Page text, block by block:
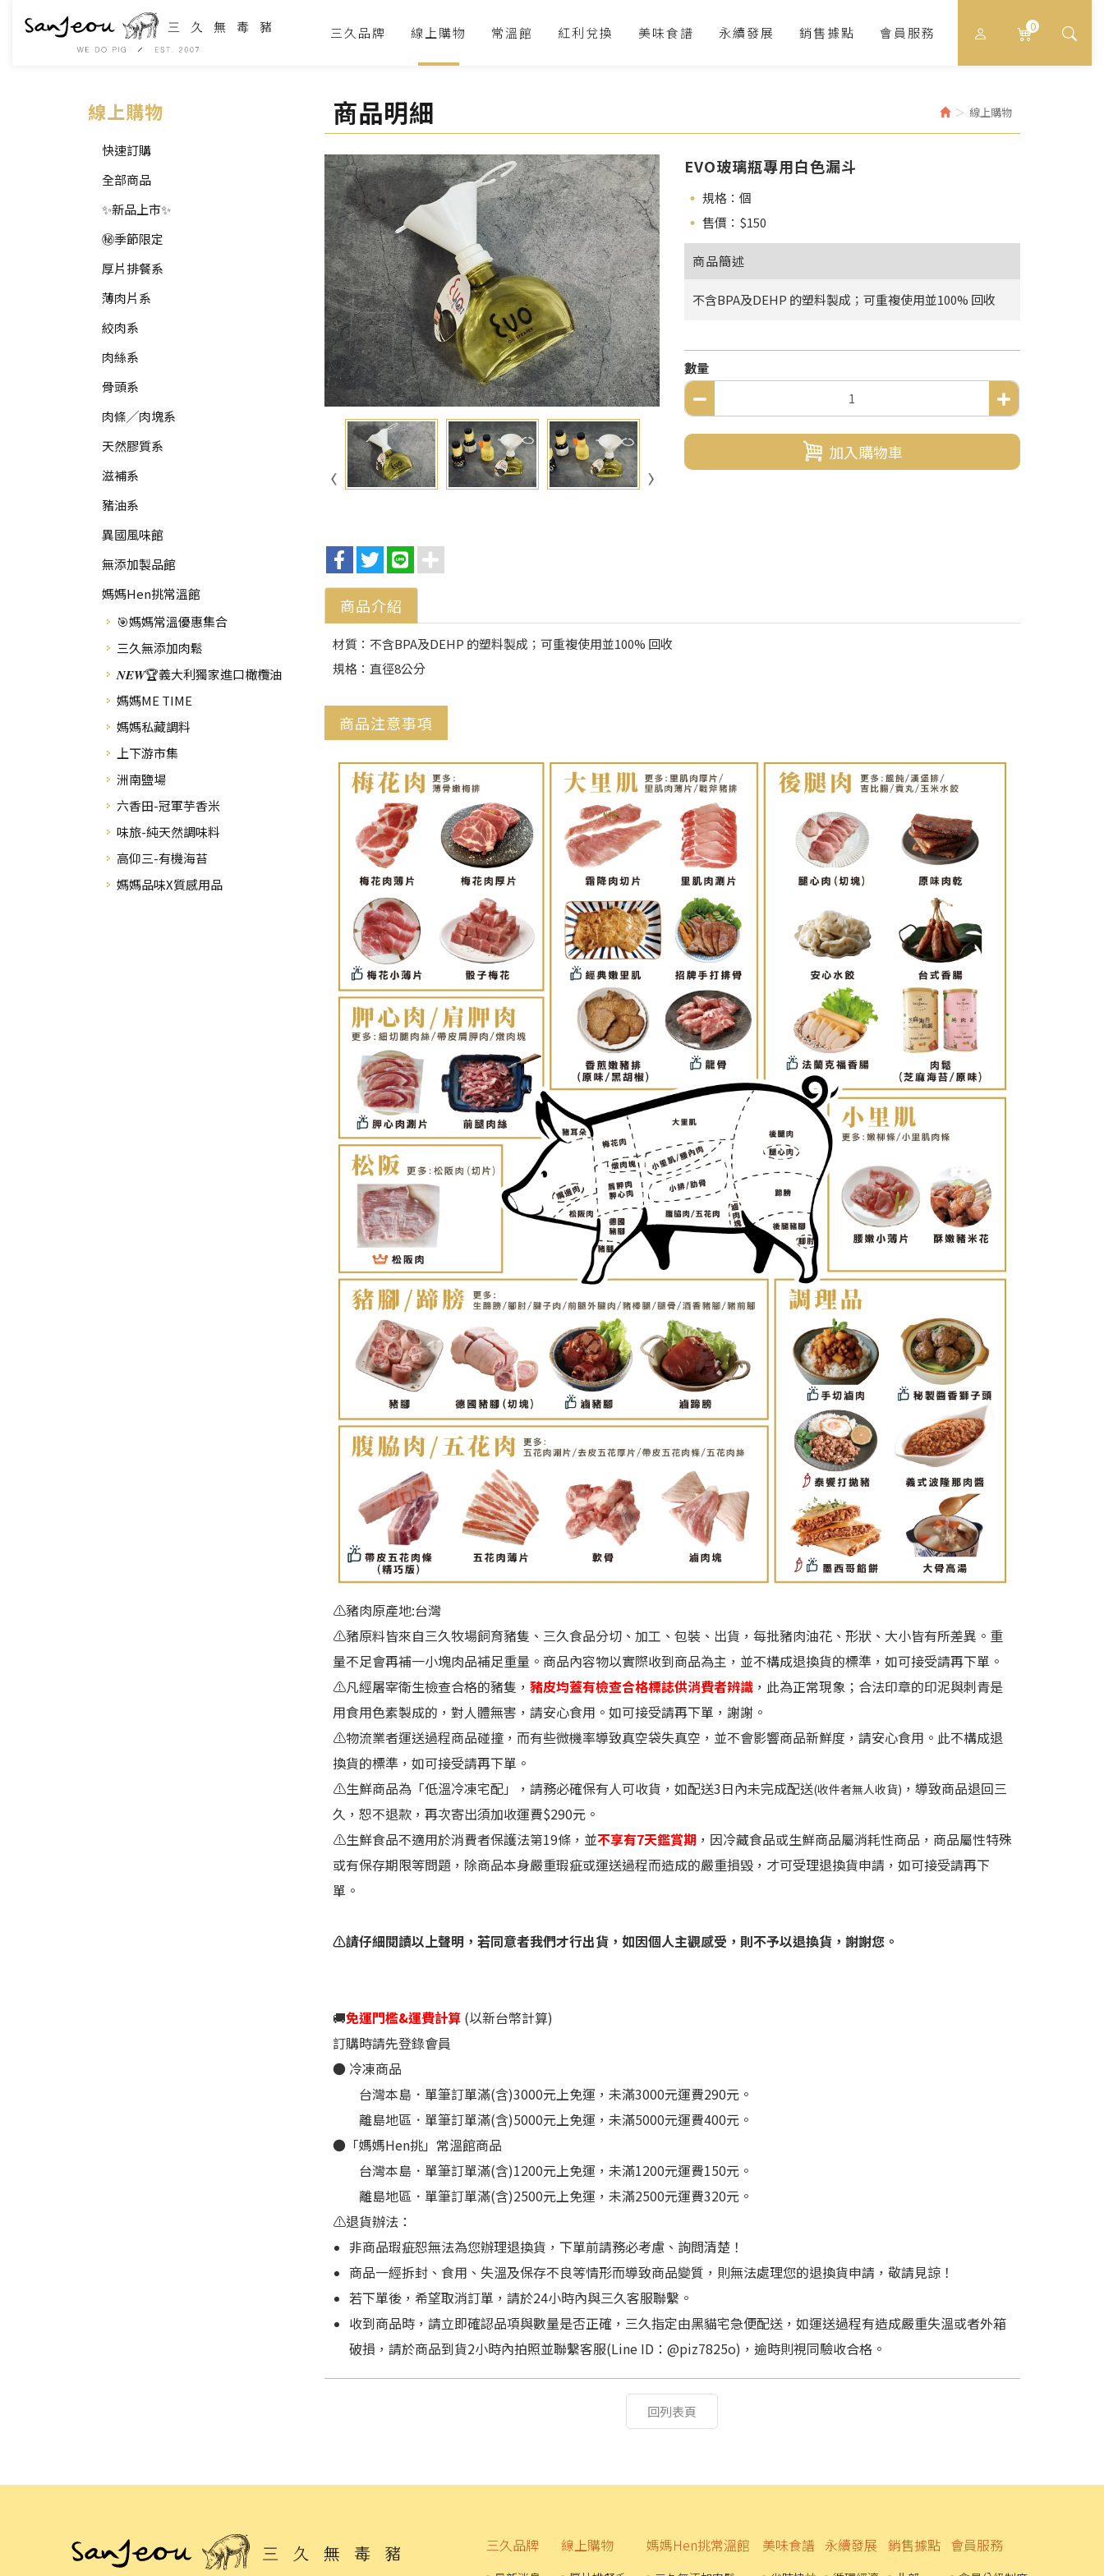
三久品牌 線上購物 常溫館 紅利兌換 美味食譜 永續發展 銷售據點 會員服務 0
線上購物
快速訂購
全部商品
✨新品上市✨
㊙️季節限定
厚片排餐系
薄肉片系
絞肉系
肉絲系
骨頭系
肉條╱肉塊系
天然膠質系
滋補系
豬油系
異國風味館
無添加製品館
媽媽Hen挑常溫館
🎯媽媽常溫優惠集合
三久無添加肉鬆
𝑵𝑬𝑾🏆義大利獨家進口橄欖油
媽媽ME TIME
媽媽私藏調料
上下游市集
洲南鹽場
六香田-冠軍芋香米
味旅-純天然調味料
高仰三-有機海苔
媽媽品味X質感用品
線上購物
商品明細
EVO玻璃瓶專用白色漏斗
規格：個
售價：$150
商品簡述
不含BPA及DEHP 的塑料製成；可重複使用並100% 回收
數量
加入購物車
商品介紹
材質：不含BPA及DEHP 的塑料製成；可重複使用並100% 回收
規格：直徑8公分
商品注意事項
⚠️豬肉原產地:台灣
⚠️豬原料皆來自三久牧場飼育豬隻、三久食品分切、加工、包裝、出貨，每批豬肉油花、形狀、大小皆有所差異。重
量不足會再補一小塊肉品補足重量。商品內容物以實際收到商品為主，並不構成退換貨的標準，如可接受請再下單。
⚠️凡經屠宰衛生檢查合格的豬隻， 豬皮均蓋有檢查合格標誌供消費者辨識，此為正常現象；合法印章的印泥與刺青是
用食用色素製成的，對人體無害，請安心食用。 如可接受請再下單，謝謝。
⚠️物流業者運送過程商品碰撞，而有些微機率導致真空袋失真空，並不會影響商品新鮮度，請安心食用。此不構成退
換貨的標準，如可接受請再下單。
⚠️生鮮商品為「低溫冷凍宅配」，請務必確保有人可收貨，如配送3日內未完成配送(收件者無人收貨) ，導致商品退回三
久，恕不退款，再次寄出須加收運費$290元。
⚠️生鮮食品不適用於消費者保護法第19條，並不享有7天鑑賞期 ，因冷藏食品或生鮮商品屬消耗性商品，商品屬性特殊
或有保存期限等問題，除商品本身嚴重瑕疵或運送過程而造成的嚴重損毀，才可受理退換貨申請，如可接受請再下
單。
⚠️請仔細閱讀以上聲明，若同意者我們才行出貨，如因個人主觀感受，則不予以退換貨，謝謝您。
🚚免運門檻&運費計算(以新台幣計算)
訂購時請先登錄會員
● 冷凍商品
台灣本島．單筆訂單滿(含)3000元上免運，未滿3000元運費290元。
離島地區． 單筆訂單滿(含)5000元上免運，未滿5000元運費400元。
●「媽媽Hen挑」 常溫館商品
台灣本島． 單筆訂單滿(含)1200元上免運，未滿1200元運費150元。
離島地區． 單筆訂單滿(含)2500元上免運，未滿2500元運費320元。
⚠️退貨辦法：
非商品瑕疵恕無法為您辦理退換貨，下單前請務必考慮、詢問清楚！
商品一經拆封、食用、失溫及保存不良等情形而導致商品變質，則無法處理您的退換貨申請，敬請見諒！
若下單後，希望取消訂單，請於24小時內與三久客服聯繫。
收到商品時，請立即確認品項與數量是否正確，三久指定由黑貓宅急便配送，如運送過程有造成嚴重失溫或者外箱
破損，請於商品到貨2小時內拍照並聯繫客服(Line ID：@piz7825o)，逾時則視同驗收合格。
回列表頁
三久品牌 線上購物 媽媽Hen挑常溫館 美味食譜 永續發展 銷售據點 會員服務